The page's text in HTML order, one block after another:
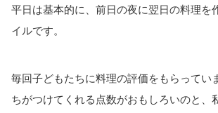
平日は基本的に、前日の夜に翌日の料理を
イルです。
毎回子どもたちに料理の評価をもらってい
ちがつけてくれる点数がおもしろいのと、